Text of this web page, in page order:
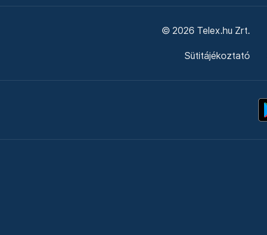
© 2026 Telex.hu Zrt.
Sütitájékoztató